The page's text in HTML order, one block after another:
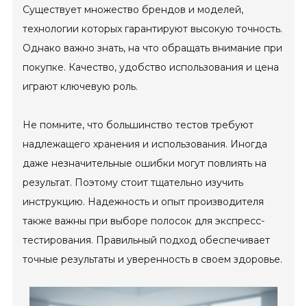
Investors
Существует множество брендов и моделей,
технологии которых гарантируют высокую точность.
Однако важно знать, на что обращать внимание при
покупке. Качество, удобство использования и цена
играют ключевую роль.
Не помните, что большинство тестов требуют
надлежащего хранения и использования. Иногда
даже незначительные ошибки могут повлиять на
результат. Поэтому стоит тщательно изучить
инструкцию. Надежность и опыт производителя
также важны при выборе полосок для экспресс-
тестирования. Правильный подход обеспечивает
точные результаты и уверенность в своем здоровье.